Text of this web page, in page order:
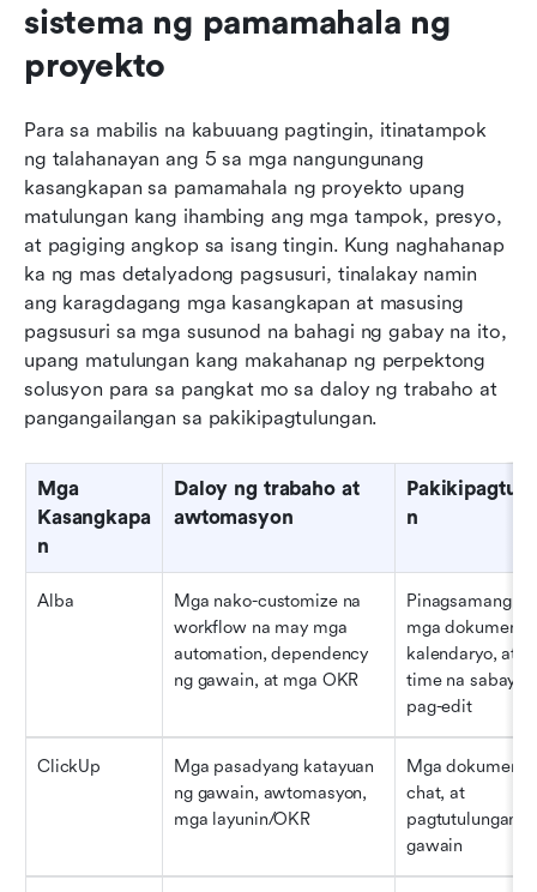
sistema ng pamamahala ng
proyekto
Para sa mabilis na kabuuang pagtingin, itinatampok
ng talahanayan ang 5 sa mga nangungunang
kasangkapan sa pamamahala ng proyekto upang
matulungan kang ihambing ang mga tampok, presyo,
at pagiging angkop sa isang tingin. Kung naghahanap
ka ng mas detalyadong pagsusuri, tinalakay namin
ang karagdagang mga kasangkapan at masusing
pagsusuri sa mga susunod na bahagi ng gabay na ito,
upang matulungan kang makahanap ng perpektong
solusyon para sa pangkat mo sa daloy ng trabaho at
pangangailangan sa pakikipagtulungan.
Mga
Kasangkapa
n
Daloy ng trabaho at
awtomasyon
n
Alba
Mga nako-customize na
workflow na may mga
automation, dependency
ng gawain, at mga OKR
Pinagsamang
mga
kalendaryo, at
time na
pag-edit
ClickUp
Mga pasadyang katayuan
ng gawain, awtomasyon,
mga layunin/OKR
Mga
chat, at
pagtutulungan
gawain